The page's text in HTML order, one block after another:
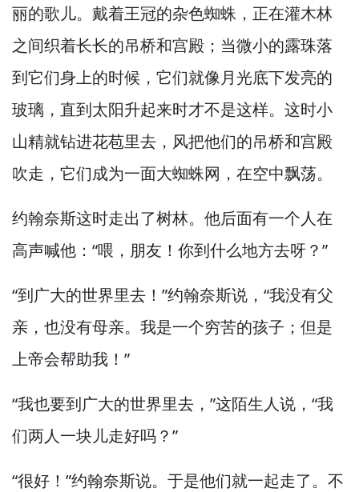
丽的歌儿。 戴着王冠的杂色蜘蛛， 正在灌木林
之间织着长长的吊桥和宫殿；当微小的露珠落
到它们身上的时候， 它们就像月光底下发亮的
玻璃， 直到太阳升起来时才不是这样。 这时小
山精就钻进花苞里去， 风把他们的吊桥和宫殿
吹走， 它们成为一面大蜘蛛网， 在空中飘荡。
约翰奈斯这时走出了树林。 他后面有一个人在
高声喊他：“喂， 朋友！ 你到什么地方去呀？”
“到广大的世界里去！”约翰奈斯说， “我没有父
亲， 也没有母亲。 我是一个穷苦的孩子；但是
上帝会帮助我！”
“我也要到广大的世界里去，”这陌生人说， “我
们两人一块儿走好吗？”
“很好！”约翰奈斯说。 于是他们就一起走了。 不